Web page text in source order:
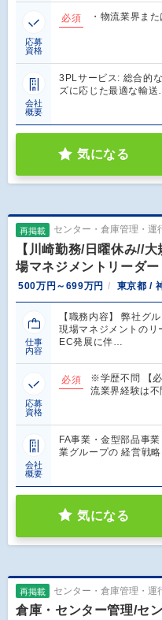
応募
資格
必須 ・物流業界ま
会社
概要
3PLサービス: 総合的
ズに応じた最適な輸送
気になる
再掲載 センター・倉庫管理・運
【川崎勤務/日曜休み//
場マネジメントリーダー
500万円～699万円 東京都 /
仕事
内容
【職務内容】 弊社グ
現場マネジメントのリ
EC発展に伴…
応募
資格
必須
※学歴不問 【
流業界経験は
会社
概要
FA事業・金型部品事
業グループの 経営戦
気になる
再掲載 センター・倉庫管理・運
倉庫・センター管理/セ